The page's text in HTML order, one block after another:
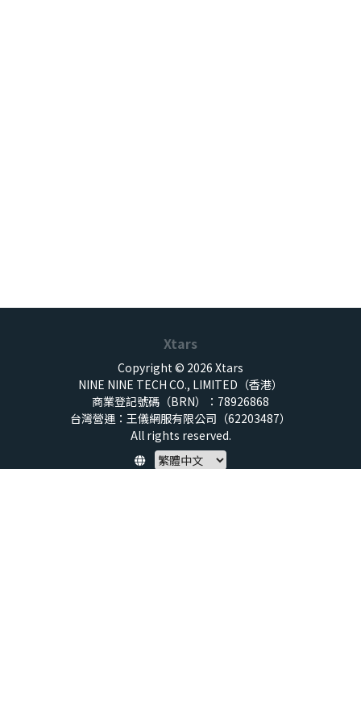
Xtars
Copyright © 2026 Xtars
NINE NINE TECH CO., LIMITED（香港）
商業登記號碼（BRN）：78926868
台灣營運：王儀網服有限公司（62203487）
All rights reserved.